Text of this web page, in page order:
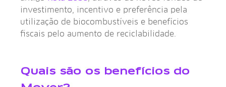
investimento, incentivo e preferência pela
utilização de biocombustíveis e benefícios
fiscais pelo aumento de reciclabilidade.
Quais são os benefícios do